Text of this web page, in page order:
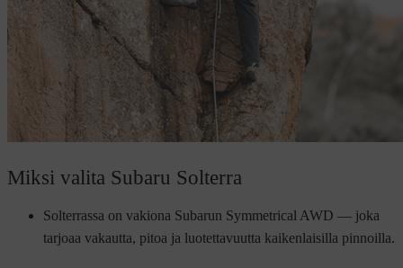
Miksi valita Subaru Solterra
Solterrassa on vakiona Subarun Symmetrical AWD — joka
tarjoaa vakautta, pitoa ja luotettavuutta kaikenlaisilla pinnoilla.